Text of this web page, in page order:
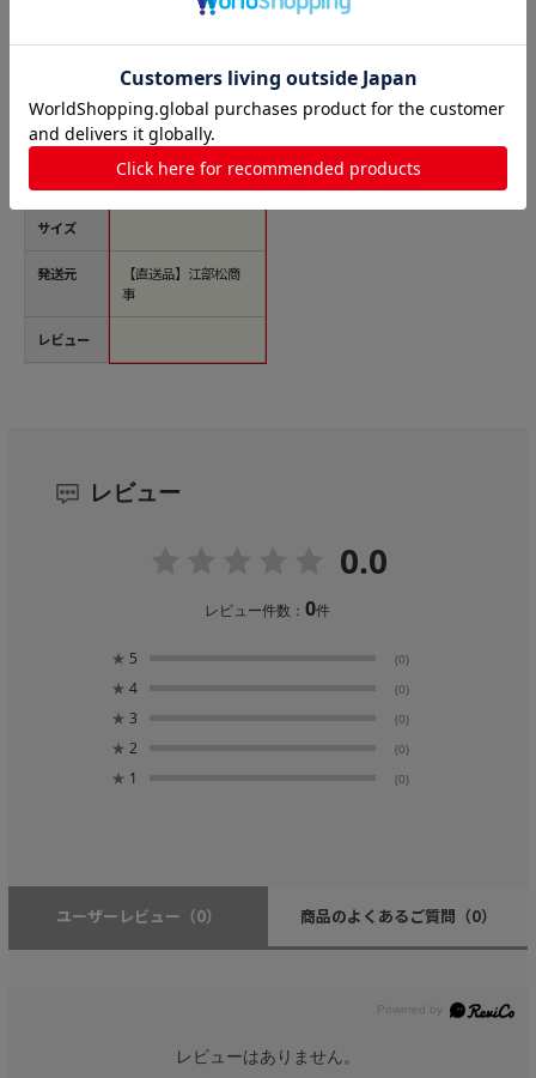
サイズ
発送元
レビュー
EBM 18-8 チャッ
個（ご注文単位1個）
【直送品】
￥282
【直送品】江部松商
事
レビュー
0.0
レビュー件数：0件
★ 5 (0)
★ 4 (0)
★ 3 (0)
★ 2 (0)
★ 1 (0)
ユーザーレビュー （0） 商品のよくあるご質問 （0）
レビューはありません。